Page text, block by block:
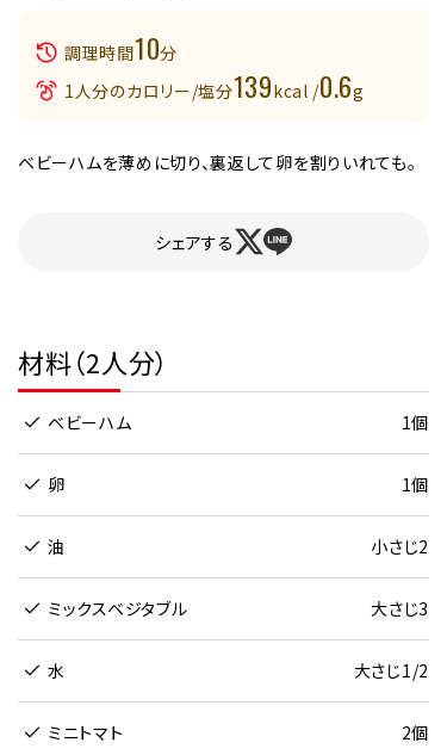
調理時間10分
1人分のカロリー/塩分139kcal /0.6g
ベビーハムを薄めに切り、裏返して卵を割りいれても。
シェアする
材料（2人分）
ベビーハム 1個
卵 1個
油 小さじ2
ミックスベジタブル 大さじ3
水 大さじ1/2
ミニトマト 2個